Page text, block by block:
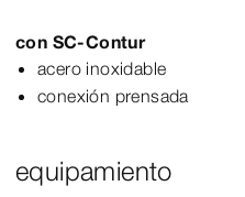
con SC‑Contur
acero inoxidable
conexión prensada
equipamiento